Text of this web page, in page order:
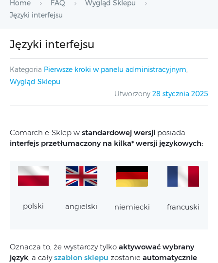
Home FAQ
Wygląd Sklepu
Języki interfejsu
Języki interfejsu
Kategoria Pierwsze kroki w panelu administracyjnym,
Wygląd Sklepu
Utworzony 28 stycznia 2025
Comarch e-Sklep w standardowej wersji posiada
interfejs przetłumaczony na kilka* wersji językowych:
polski angielski niemiecki francuski
Oznacza to, że wystarczy tylko aktywować wybrany
język, a całyszablon sklepu zostanie automatycznie